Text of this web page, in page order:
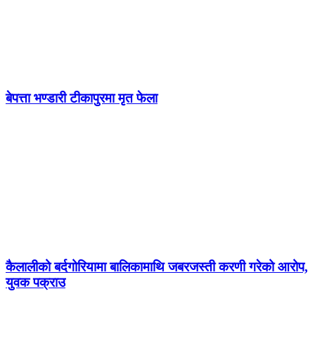
बेपत्ता भण्डारी टीकापुरमा मृत फेला
कैलालीको बर्दगोरियामा बालिकामाथि जबरजस्ती करणी गरेको आरोप,
युवक पक्राउ